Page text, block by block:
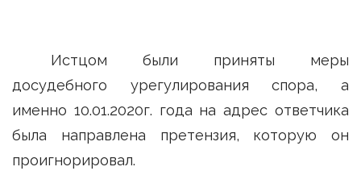
Истцом были приняты меры
досудебного урегулирования спора, а
именно 10.01.2020г. года на адрес ответчика
была направлена претензия, которую он
проигнорировал.